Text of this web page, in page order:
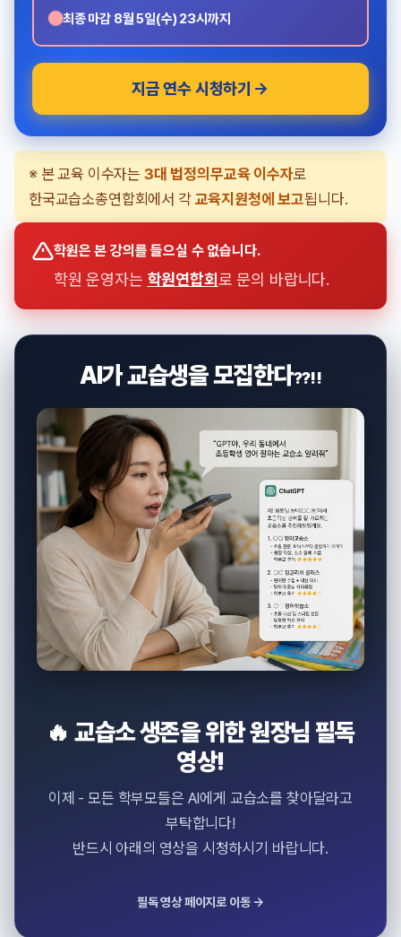
●최종 마감 8월 5일(수) 23시까지
지금 연수 시청하기
※ 본 교육 이수자는 3대 법정의무교육 이수자로
한국교습소총연합회에서 각 교육지원청에 보고됩니다.
학원은 본 강의를 들으실 수 없습니다.
학원 운영자는 학원연합회 로 문의 바랍니다.
AI가 교습생을 모집한다??!!
🔥 교습소 생존을 위한 원장님 필독
영상!
이제 - 모든 학부모들은 AI에게 교습소를 찾아달라고
부탁합니다!
반드시 아래의 영상을 시청하시기 바랍니다.
필독 영상 페이지로 이동 →